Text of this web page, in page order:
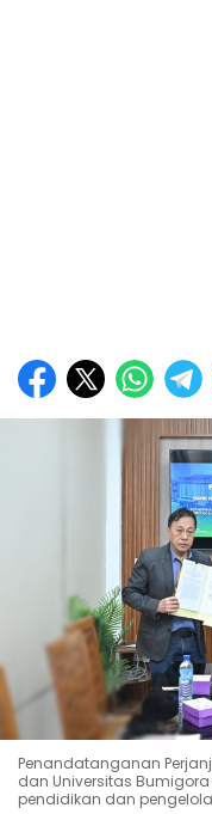
Penandatanganan
dan Universitas
pendidikan dan